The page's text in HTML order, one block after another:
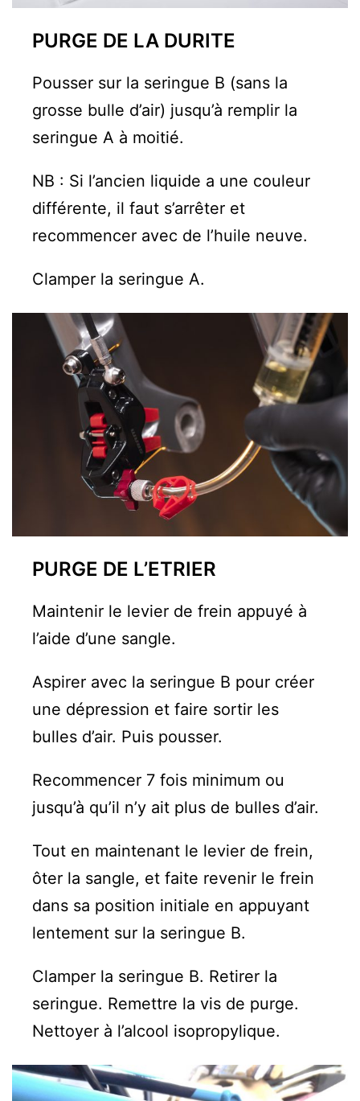
PURGE DE LA DURITE
Pousser sur la seringue B (sans la
grosse bulle d’air) jusqu’à remplir la
seringue A à moitié.
NB : Si l’ancien liquide a une couleur
différente, il faut s’arrêter et
recommencer avec de l’huile neuve.
Clamper la seringue A.
PURGE DE L’ETRIER
Maintenir le levier de frein appuyé à
l’aide d’une sangle.
Aspirer avec la seringue B pour créer
une dépression et faire sortir les
bulles d’air. Puis pousser.
Recommencer 7 fois minimum ou
jusqu’à qu’il n’y ait plus de bulles d’air.
Tout en maintenant le levier de frein,
ôter la sangle, et faite revenir le frein
dans sa position initiale en appuyant
lentement sur la seringue B.
Clamper la seringue B. Retirer la
seringue. Remettre la vis de purge.
Nettoyer à l’alcool isopropylique.